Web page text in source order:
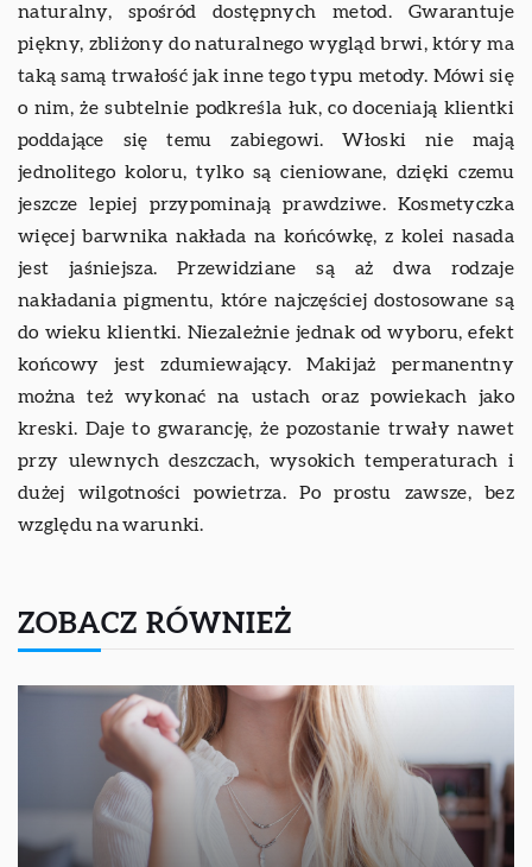
naturalny, spośród dostępnych metod. Gwarantuje
piękny, zbliżony do naturalnego wygląd brwi, który ma
taką samą trwałość jak inne tego typu metody. Mówi się
o nim, że subtelnie podkreśla łuk, co doceniają klientki
poddające się temu zabiegowi. Włoski nie mają
jednolitego koloru, tylko są cieniowane, dzięki czemu
jeszcze lepiej przypominają prawdziwe. Kosmetyczka
więcej barwnika nakłada na końcówkę, z kolei nasada
jest jaśniejsza. Przewidziane są aż dwa rodzaje
nakładania pigmentu, które najczęściej dostosowane są
do wieku klientki. Niezależnie jednak od wyboru, efekt
końcowy jest zdumiewający. Makijaż permanentny
można też wykonać na ustach oraz powiekach jako
kreski. Daje to gwarancję, że pozostanie trwały nawet
przy ulewnych deszczach, wysokich temperaturach i
dużej wilgotności powietrza. Po prostu zawsze, bez
względu na warunki.
ZOBACZ RÓWNIEŻ